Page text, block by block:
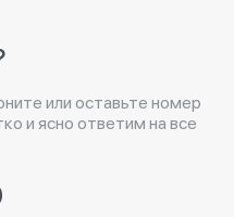
или оставьте номер
и ясно ответим на все